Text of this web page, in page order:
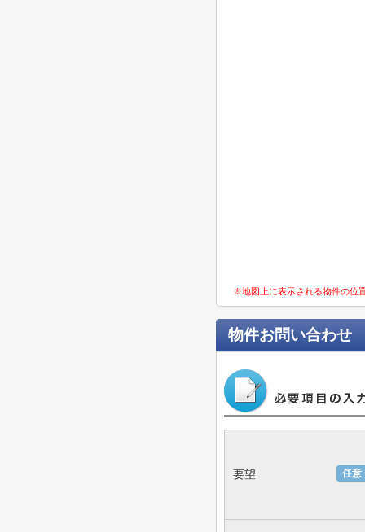
※地図上に表示される物件の位
物件お問い合わせ
任意
要望